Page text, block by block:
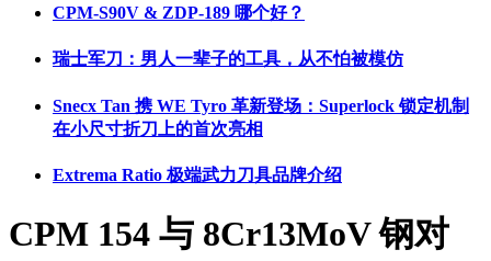
CPM-S90V & ZDP-189 哪个好？
瑞士军刀：男人一辈子的工具，从不怕被模仿
Snecx Tan 携 WE Tyro 革新登场：Superlock 锁定机制
在小尺寸折刀上的首次亮相
Extrema Ratio 极端武力刀具品牌介绍
CPM 154 与 8Cr13MoV 钢对